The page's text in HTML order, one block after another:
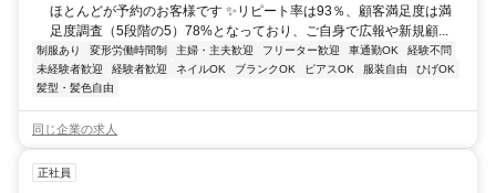
ほとんどが予約のお客様です ✨リピート率は93％、顧客満足度は満
足度調査（5段階の5）78%となっており、ご自身で広報や新規顧...
制服あり 変形労働時間制 主婦・主夫歓迎 フリーター歓迎 車通勤OK
経験不問
未経験者歓迎
経験者歓迎 ネイルOK ブランクOK ピアスOK 服装自由
ひげOK
髪型・髪色自由
同じ企業の求人
正社員